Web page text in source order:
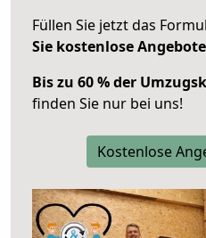
Füllen Sie jetzt das
Sie kostenlose Angebote
Bis zu 60 % der
finden Sie nur bei uns!
Kostenlose